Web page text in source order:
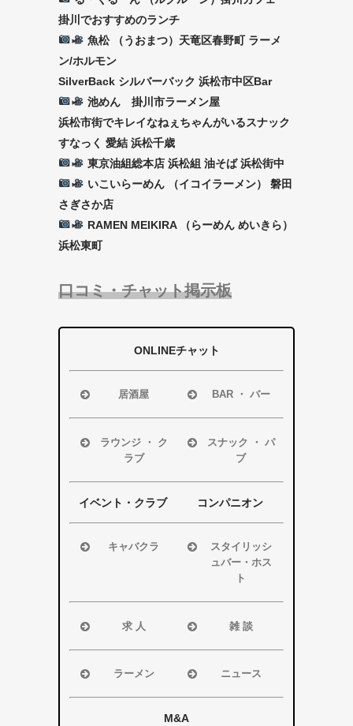
掛川でおすすめのランチ
魚松 （うおまつ）天竜区春野町 ラーメ
ン/ホルモン
SilverBack シルバーバック 浜松市中区Bar
池めん 掛川市ラーメン屋
浜松市街でキレイなねぇちゃんがいるスナック
すなっく 愛結 浜松千歳
東京油組総本店 浜松組 油そば 浜松街中
いこいらーめん （イコイラーメン） 磐田
さぎさか店
RAMEN MEIKIRA （らーめん めいきら）
浜松東町
口コミ・チャット掲示板
ONLINEチャット
居酒屋
浜松市
磐田市
袋井市
掛川市
その他エリア
BAR ・ バー
浜松市
磐田市
袋井市
掛川市
その他エリア
ラウンジ ・ ク
ラブ
浜松市
磐田市
袋井市
掛川市
スナック ・ パ
ブ
浜松市
磐田市
袋井市
掛川市
その他エリア
イベント・クラブ コンパニオン
キャバクラ
掛川市
その他エリア
スタイリッシ
ュバー・ホス
ト
浜松市
磐田市・袋井
求 人
浜松市
磐田市
雑 談
浜松市
磐田市
ラーメン
浜松市
ニュース
浜松市・磐田
M&A